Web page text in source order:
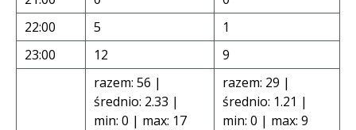
22:00
5
1
23:00
12
9
razem: 56 |
średnio: 2.33 |
min: 0 | max: 17
razem: 29 |
średnio: 1.21 |
min: 0 | max: 9